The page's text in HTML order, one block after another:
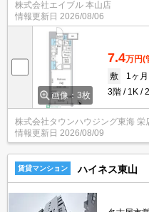
株式会社エイブル 本山店
情報更新日 2026/08/06
画像：3枚
7.4万円(
敷
1ヶ月
3階
1K
株式会社タウンハウジング東海 栄
情報更新日 2026/08/09
賃貸マンション ハイネス東山